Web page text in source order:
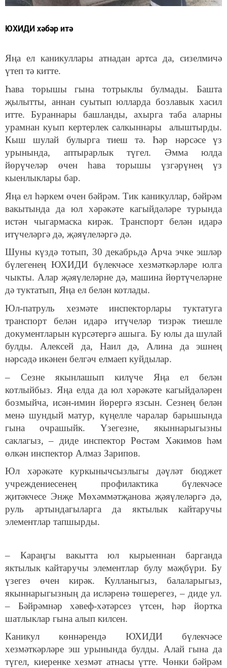
ЮХИДИ хәбәр итә
Яңа ел каникуллары атнадан артса да, сизелмичә
үтеп тә китте.
Һава торышы гына тотрыклы булмады. Башта
җылытты, аннан суытып юлларда бозлавык хасил
итте. Бураннары башланды, ахырга таба аларны
урамнан куып кертерлек салкыннары алыштырды.
Кыш шулай булырга тиеш тә. Һәр нәрсәсе үз
урынында, аптырарлык түгел. Әмма юлда
йөрүчеләр өчен һава торышы үзгәрүнең үз
кыенлыклары бар.
Яңа ел һәркем өчен бәйрәм. Тик каникуллар, бәйрәм
вакытында да юл хәрәкәте кагыйдәләре турында
истән чыгармаска кирәк. Транспорт белән идарә
итүчеләргә дә, җәяүлеләргә дә.
Шуны күздә тотып, 30 декабрьдә Арча эчке эшләр
бүлегенең ЮХИДИ бүлекчәсе хезмәткәрләре юлга
чыкты. Алар җәяүлеләрне дә, машина йөртүчеләрне
дә туктатып, Яңа ел белән котлады.
Юл-патруль хезмәте инспекторлары туктатуга
транспорт белән идарә итүчеләр тизрәк тиешле
документларын күрсәтергә ашыга. Бу юлы да шулай
булды. Алексей да, Наил дә, Алина да эшнең
нәрсәдә икәнен белгәч елмаеп куйдылар.
– Сезне якынлашып килүче Яңа ел белән
котлыйбыз. Яңа елда да юл хәрәкәте кагыйдәләрен
бозмыйча, исән-имин йөрергә язсын. Сезнең белән
менә шундый матур, күңелле чаралар барышында
гына очрашыйк. Үзегезне, якыннарыгызны
саклагыз, – диде инспектор Рөстәм Хәкимов һәм
өлкән инспектор Алмаз Зарипов.
Юл хәрәкәте куркынычсызлыгы дәүләт бюджет
учреждениесенең профилактика бүлекчәсе
җитәкчесе Энҗе Мөхәммәтҗанова җәяүлеләргә дә,
руль артындагыларга да яктылык кайтаручы
элементлар тапшырды.
– Караңгы вакытта юл кырыеннан барганда
яктылык кайтаручы элементлар булу мәҗбүри. Бу
үзегез өчен кирәк. Кулланыгыз, балаларыгыз,
якыннарыгызның да исләренә төшерегез, – диде ул.
– Бәйрәмнәр хәвеф-хәтәрсез үтсен, һәр йортка
шатлыклар гына алып килсен.
Каникул көннәрендә ЮХИДИ бүлекчәсе
хезмәткәрләре эш урынында булды. Алай гына да
түгел, киеренке хезмәт атнасы үтте. Чөнки бәйрәм